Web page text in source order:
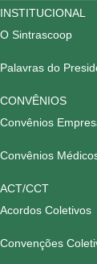
INSTITUCIONAL
O Sintrascoop
Palavras do
CONVÊNIOS
Convênios
Convênios
ACT/CCT
Acordos Coletivos
Convenções